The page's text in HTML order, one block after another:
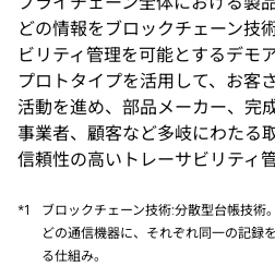
どの情報をブロックチェーン技
ビリティ管理を可能とするデモ
プロトタイプを活用して、お客
活動を進め、部品メーカー、完
事業者、顧客など多岐にわたる
信頼性の高いトレーサビリティ
*1
ブロックチェーン技術:分散型台帳技術
どの通信機器に、それぞれ同一の記録
る仕組み。